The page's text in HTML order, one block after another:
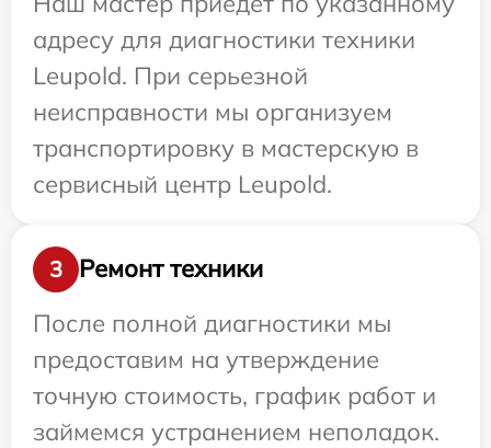
адресу для диагностики техники
Leupold. При серьезной
неисправности мы организуем
транспортировку в мастерскую в
сервисный центр Leupold.
3
Ремонт техники
После полной диагностики мы
предоставим на утверждение
точную стоимость, график работ и
займемся устранением неполадок.